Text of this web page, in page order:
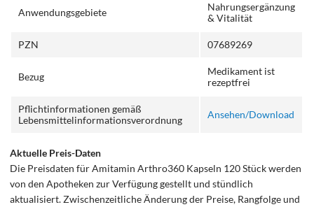
Anwendungsgebiete
Nahrungsergänzung
& Vitalität
PZN 07689269
Bezug
Medikament ist
rezeptfrei
Pflichtinformationen gemäß
Lebensmittelinformationsverordnung
Ansehen/Download
Aktuelle Preis-Daten
Die Preisdaten für Amitamin Arthro360 Kapseln 120 Stück werden
von den Apotheken zur Verfügung gestellt und stündlich
aktualisiert. Zwischenzeitliche Änderung der Preise, Rangfolge und